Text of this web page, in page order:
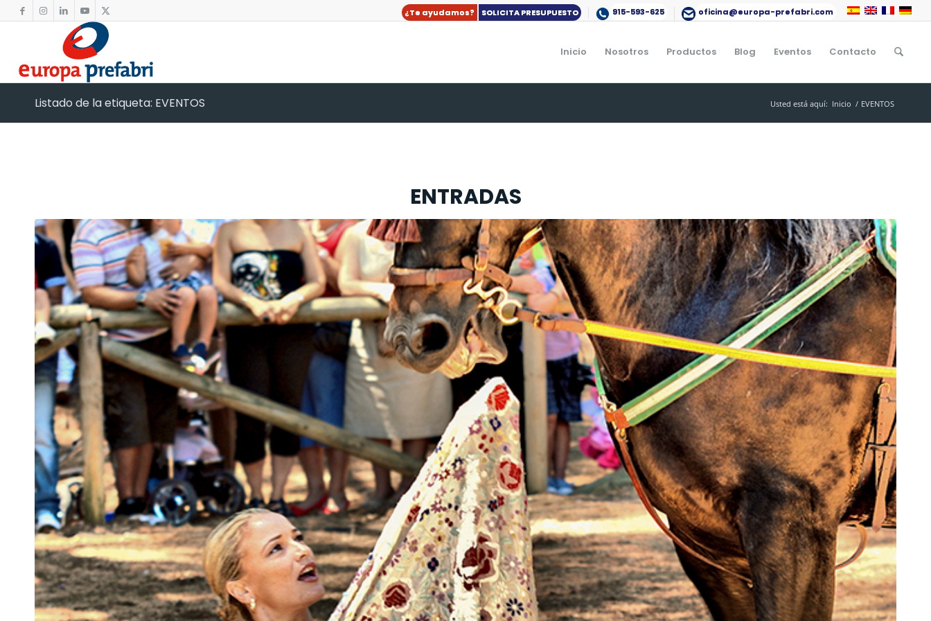
¿Te ayudamos? SOLICITA PRESUPUESTO 915-593-625 oficina@europa-prefabri.com
Inicio Nosotros Productos Blog Eventos Contacto
Listado de la etiqueta: EVENTOS Usted está aquí: Inicio / EVENTOS
ENTRADAS